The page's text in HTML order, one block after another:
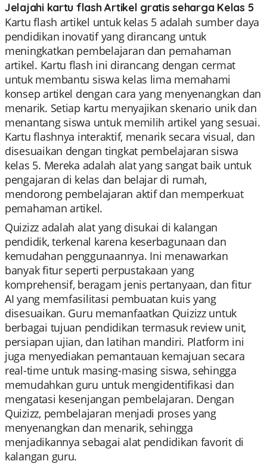
Jelajahi kartu flash Artikel gratis seharga Kelas 5
Kartu flash artikel untuk kelas 5 adalah sumber daya
pendidikan inovatif yang dirancang untuk
meningkatkan pembelajaran dan pemahaman
artikel. Kartu flash ini dirancang dengan cermat
untuk membantu siswa kelas lima memahami
konsep artikel dengan cara yang menyenangkan dan
menarik. Setiap kartu menyajikan skenario unik dan
menantang siswa untuk memilih artikel yang sesuai.
Kartu flashnya interaktif, menarik secara visual, dan
disesuaikan dengan tingkat pembelajaran siswa
kelas 5. Mereka adalah alat yang sangat baik untuk
pengajaran di kelas dan belajar di rumah,
mendorong pembelajaran aktif dan memperkuat
pemahaman artikel.
Quizizz adalah alat yang disukai di kalangan
pendidik, terkenal karena keserbagunaan dan
kemudahan penggunaannya. Ini menawarkan
banyak fitur seperti perpustakaan yang
komprehensif, beragam jenis pertanyaan, dan fitur
AI yang memfasilitasi pembuatan kuis yang
disesuaikan. Guru memanfaatkan Quizizz untuk
berbagai tujuan pendidikan termasuk review unit,
persiapan ujian, dan latihan mandiri. Platform ini
juga menyediakan pemantauan kemajuan secara
real-time untuk masing-masing siswa, sehingga
memudahkan guru untuk mengidentifikasi dan
mengatasi kesenjangan pembelajaran. Dengan
Quizizz, pembelajaran menjadi proses yang
menyenangkan dan menarik, sehingga
menjadikannya sebagai alat pendidikan favorit di
kalangan guru.